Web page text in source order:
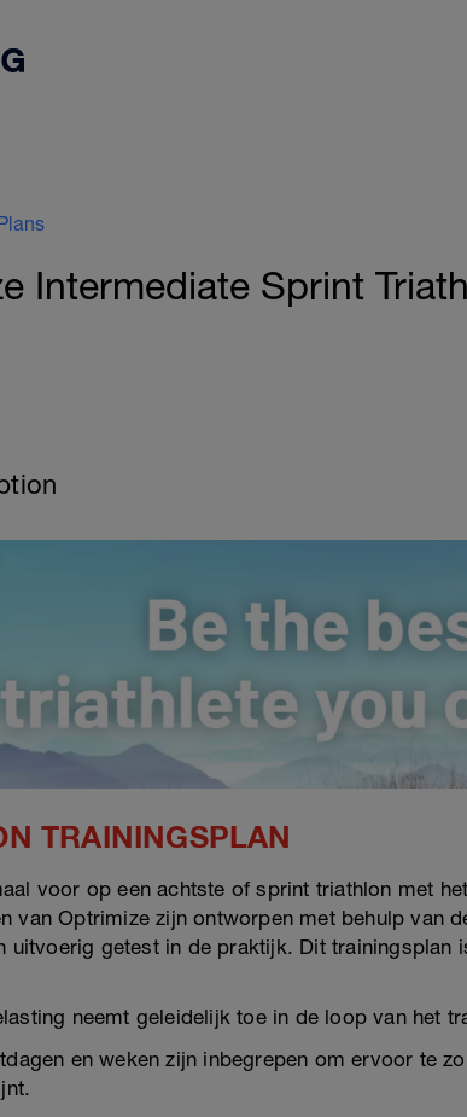
Intermediate Sprint
TRAININGSPLAN
voor op een achtste of sprint triathlon met
van Optrimize zijn ontworpen met behulp van
uitvoerig getest in de praktijk. Dit trainingsplan
neemt geleidelijk toe in de loop van het
en weken zijn inbegrepen om ervoor te